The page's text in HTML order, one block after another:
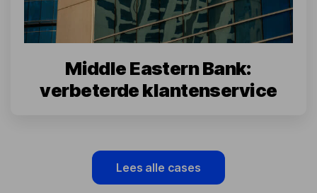
Middle Eastern Bank:
verbeterde klantenservice
Lees alle cases